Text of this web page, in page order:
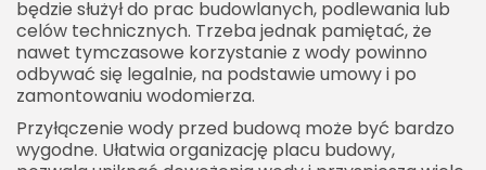
będzie służył do prac budowlanych, podlewania lub
celów technicznych. Trzeba jednak pamiętać, że
nawet tymczasowe korzystanie z wody powinno
odbywać się legalnie, na podstawie umowy i po
zamontowaniu wodomierza.
Przyłączenie wody przed budową może być bardzo
wygodne. Ułatwia organizację placu budowy,